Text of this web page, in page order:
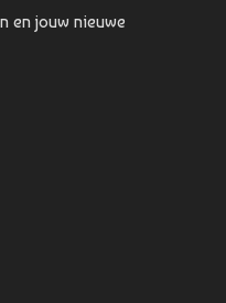
en jouw nieuwe